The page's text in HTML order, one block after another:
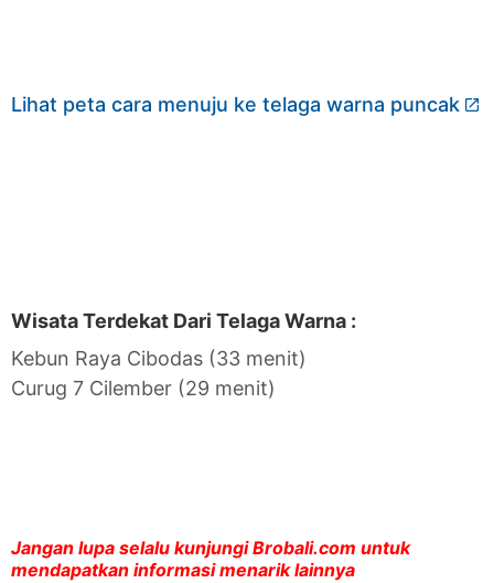
Lihat peta cara menuju ke telaga warna puncak
Wisata Terdekat Dari Telaga Warna :
Kebun Raya Cibodas (33 menit)
Curug 7 Cilember (29 menit)
Jangan lupa selalu kunjungi Brobali.com untuk
mendapatkan informasi menarik lainnya